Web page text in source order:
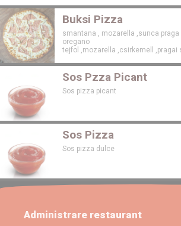
Buksi Pizza
smantana , mozarella ,sunca praga
oregano
tejfol ,mozarella ,csirkemell ,pragai
Sos Pzza Picant
Sos pizza picant
Sos Pizza
Sos pizza dulce
Administrare restaurant